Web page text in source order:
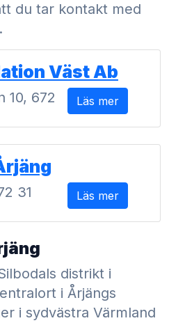
du tar kontakt med
Väst Ab
10, 672
Läs mer
31
Läs mer
distrikt i
i Årjängs
i sydvästra Värmland